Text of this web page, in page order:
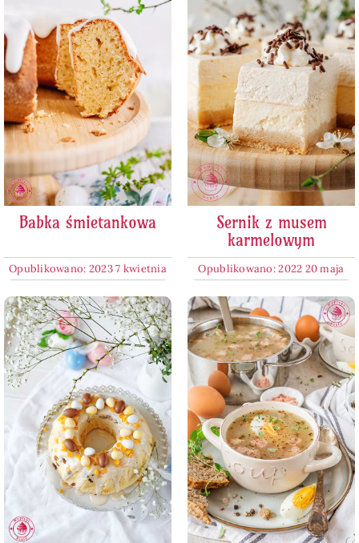
Babka śmietankowa
Opublikowano: 2023 7 kwietnia
Sernik z musem
karmelowym
Opublikowano: 2022 20 maja